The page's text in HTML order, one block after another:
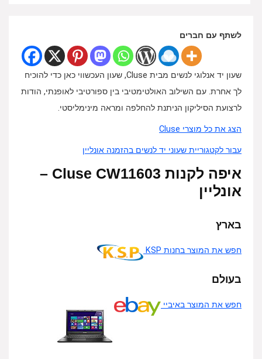
לשתף עם חברים
שעון יד אנלוגי לנשים מבית Cluse, שעון העכשווי כאן כדי להוכיח
לך אחרת. עם השילוב האולטימטיבי בין ספורטיבי לאופנתי, הודות
לרצועת הסיליקון הניתנת להחלפה ומראה מינימליסטי.
הצג את כל מוצרי Cluse
עבור לקטגוריית שעוני יד לנשים בהזמנה אונליין
איפה לקנות Cluse CW11603 –
אונליין
בארץ
חפש את המוצר בחנות KSP
בעולם
חפש את המוצר באיביי